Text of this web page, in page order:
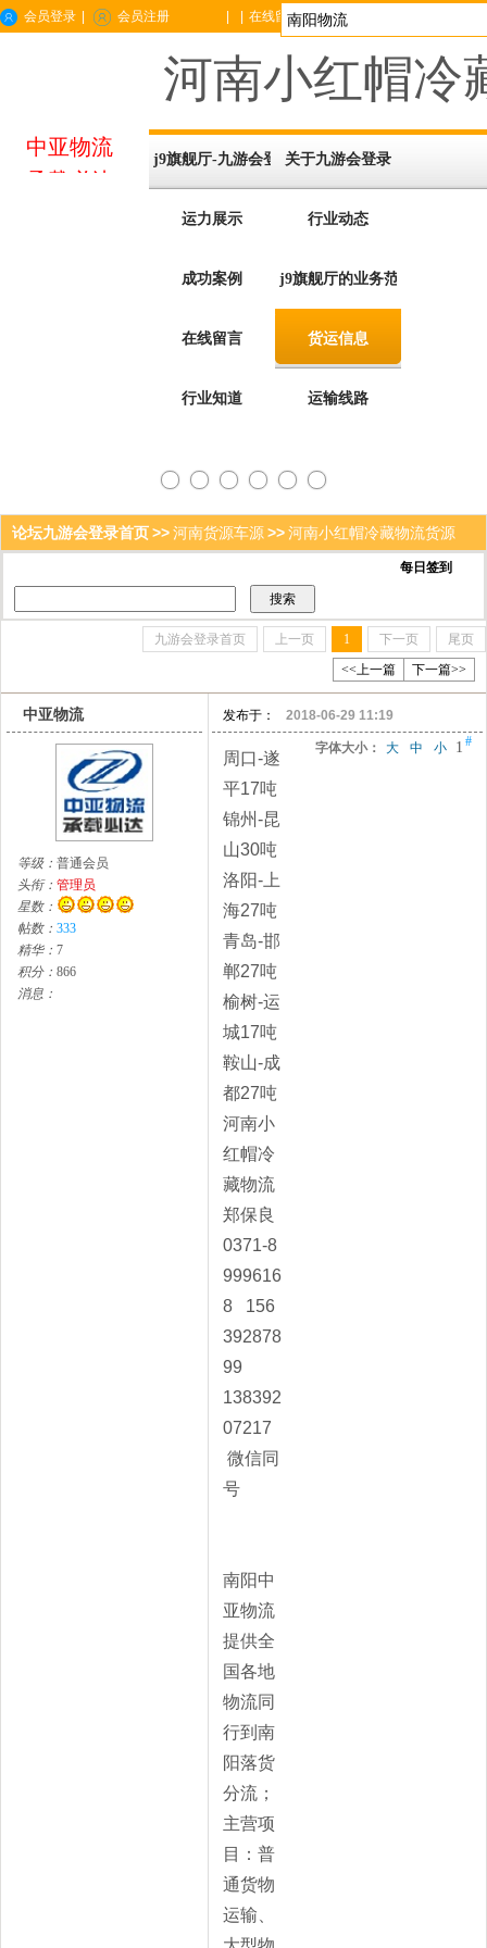
河南小红帽冷
中亚物流
承载必达
j9旗舰厅-九游会登录关于九游会登录
运力展示 行业动态
成功案例 j9旗舰厅的业务范围
在线留言 货运信息
行业知道 运输线路
会员登录 会员注册 在线留言 | 企业位置
论坛九游会登录首页>>河南货源车源>>河南小红帽冷藏物流货源
九游会登录首页 上一页 1 下一页
尾页
<<上一篇
下一篇>>
中亚物流
等级： 普通会员
头衔： 管理员
星数：
帖数： 333
精华： 7
积分： 866
消息：
发布于： 2018-06-29 11:19
字体大小： 大 中 小 1 #
周口-遂
平17吨
锦州-昆
山30吨
洛阳-上
海27吨
青岛-邯
郸27吨
榆树-运
城17吨
鞍山-成
都27吨
河南小
红帽冷
藏物流
郑保良
0371-8
999616
8 156
392878
99
138392
07217
微信同
号
南阳中
亚物流
提供全
国各地
物流同
行到南
阳落货
分流；
主营项
目：普
通货物
运输、